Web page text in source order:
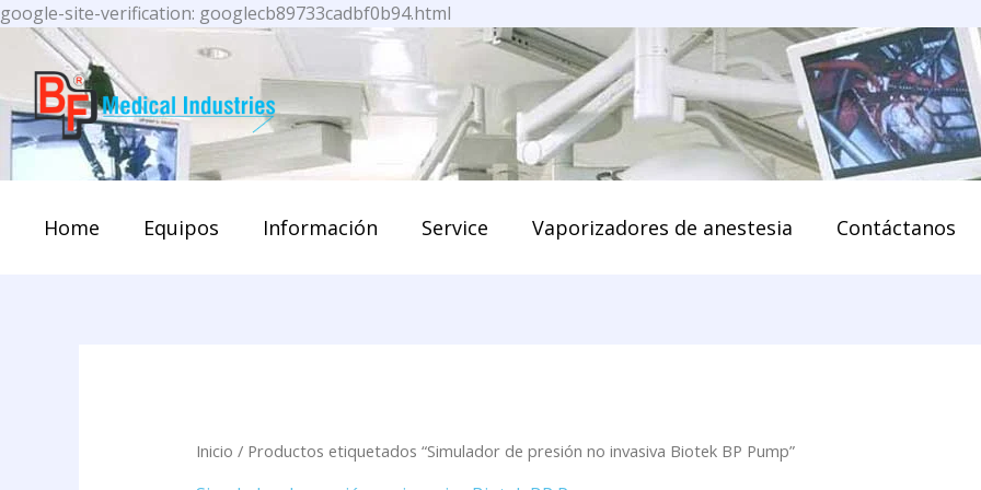
google-site-verification: googlecb89733cadbf0b94.html
contenido
Home Equipos Información Service Vaporizadores de anestesia Contáctanos
Inicio / Productos etiquetados “Simulador de presión no invasiva Biotek BP Pump”